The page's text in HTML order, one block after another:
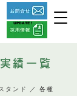
UPDATE !
績一覧
タンド ／ 各種